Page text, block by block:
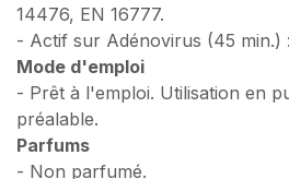
14476, EN 16777.
- Actif sur Adénovirus (45 min.)
Mode d'emploi
- Prêt à l'emploi. Utilisation en
préalable.
Parfums
- Non parfumé.